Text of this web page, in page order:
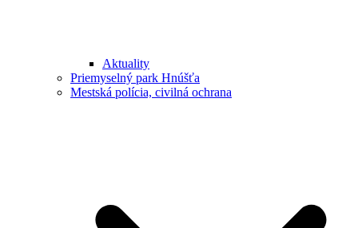
Aktuality
Priemyselný park Hnúšťa
Mestská polícia, civilná ochrana